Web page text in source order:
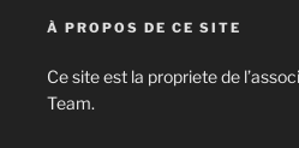
À PROPOS DE CE SITE
Ce site est la propriete de
Team.